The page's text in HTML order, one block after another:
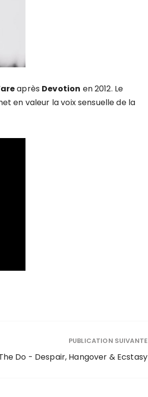
après Devotion en 2012. Le
en valeur la voix sensuelle de la
PUBLICATION SUIVANTE
Do - Despair, Hangover & Ecstasy